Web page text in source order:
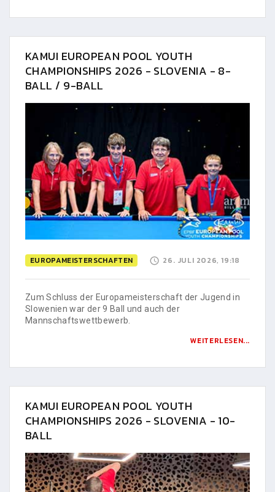
KAMUI EUROPEAN POOL YOUTH
CHAMPIONSHIPS 2026 - SLOVENIA - 8-
BALL / 9-BALL
EUROPAMEISTERSCHAFTEN 26. JULI 2026, 19:18
Zum Schluss der Europameisterschaft der Jugend in
Slowenien war der 9 Ball und auch der
Mannschaftswettbewerb.
WEITERLESEN...
KAMUI EUROPEAN POOL YOUTH
CHAMPIONSHIPS 2026 - SLOVENIA - 10-
BALL